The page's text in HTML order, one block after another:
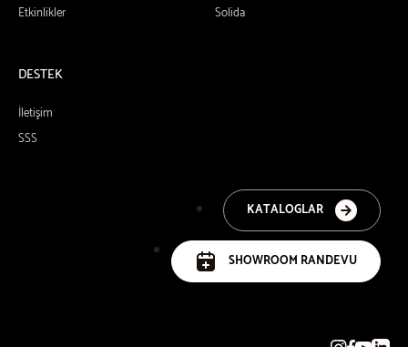
Etkinlikler
Solida
DESTEK
İletişim
SSS
KATALOGLAR
SHOWROOM RANDEVU